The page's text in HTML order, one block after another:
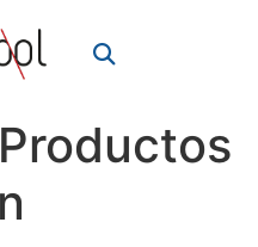
Productos